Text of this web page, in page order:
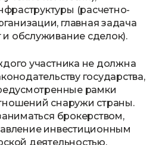
(расчетно-
главная задача
и обслуживание сделок).
участника не должна
государства,
рамки
снаружи страны.
брокерством,
инвестиционным
деятельностью,